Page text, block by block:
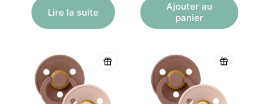
Lire la suite
Ajouter au
panier